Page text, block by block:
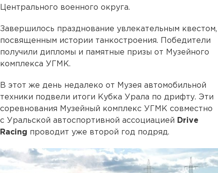
Центрального военного округа.
Завершилось празднование увлекательным квестом,
посвященным истории танкостроения. Победители
получили дипломы и памятные призы от Музейного
комплекса УГМК.
В этот же день недалеко от Музея автомобильной
техники подвели итоги Кубка Урала по дрифту. Эти
соревнования Музейный комплекс УГМК совместно
с Уральской автоспортивной ассоциацией Drive
Racing проводит уже второй год подряд.